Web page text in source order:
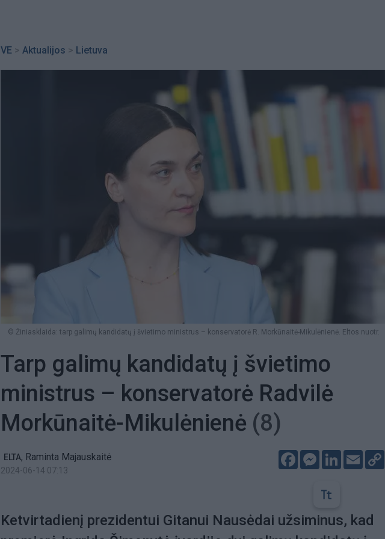
VE > Aktualijos > Lietuva
© Žiniasklaida: tarp galimų kandidatų į švietimo ministrus – konservatorė R. Morkūnaitė-Mikulėnienė. Eltos nuotr.
Tarp galimų kandidatų į švietimo
ministrus – konservatorė Radvilė
Morkūnaitė-Mikulėnienė (8)
ELTA, Raminta Majauskaitė
2024-06-14 07:13
FacebookMessenger
LinkedIn
Email
Ketvirtadienį prezidentui Gitanui Nausėdai užsiminus, kad